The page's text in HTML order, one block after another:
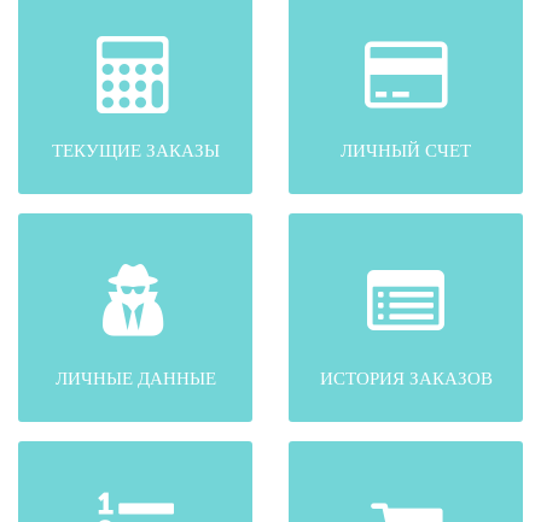
ТЕКУЩИЕ ЗАКАЗЫ ЛИЧНЫЙ СЧЕТ
ЛИЧНЫЕ ДАННЫЕ ИСТОРИЯ ЗАКАЗОВ